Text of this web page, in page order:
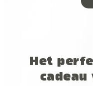
Het
cadeau